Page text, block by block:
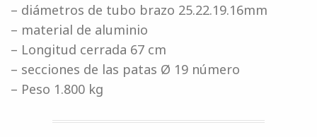
– diámetros de tubo brazo 25.22.19.16mm
– material de aluminio
– Longitud cerrada 67 cm
– secciones de las patas Ø 19 número
– Peso 1.800 kg